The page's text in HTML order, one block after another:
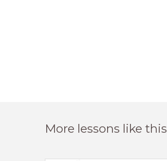
More lessons like this